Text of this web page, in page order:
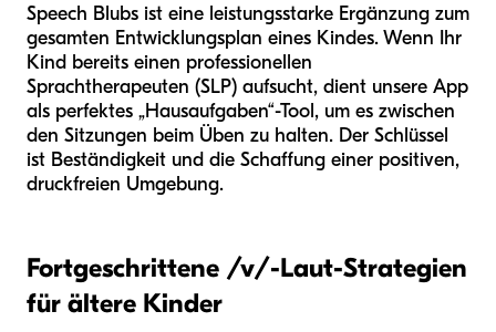
Speech Blubs ist eine leistungsstarke Ergänzung zum
gesamten Entwicklungsplan eines Kindes. Wenn Ihr
Kind bereits einen professionellen
Sprachtherapeuten (SLP) aufsucht, dient unsere App
als perfektes „Hausaufgaben“-Tool, um es zwischen
den Sitzungen beim Üben zu halten. Der Schlüssel
ist Beständigkeit und die Schaffung einer positiven,
druckfreien Umgebung.
Fortgeschrittene /v/-Laut-Strategien
für ältere Kinder